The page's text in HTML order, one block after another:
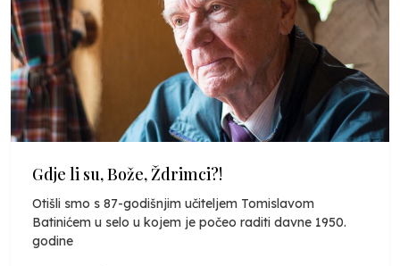
Gdje li su, Bože, Ždrimci?!
Otišli smo s 87-godišnjim učiteljem Tomislavom
Batinićem u selo u kojem je počeo raditi davne 1950.
godine